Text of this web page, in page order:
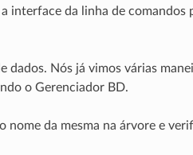
interface da linha de comandos
dados. Nós já vimos várias
o Gerenciador BD.
nome da mesma na árvore e